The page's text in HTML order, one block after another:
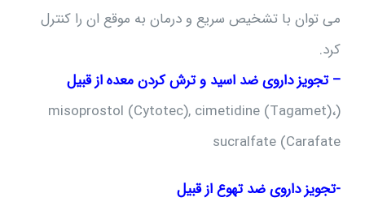
می توان با تشخیص سریع و درمان به موقع ان را کنترل
کرد.
– تجویز داروی ضد اسید و ترش کردن معده از قبیل
(misoprostol (Cytotec), cimetidine (Tagamet)،
sucralfate (Carafate
-تجویز داروی ضد تهوع از قبیل